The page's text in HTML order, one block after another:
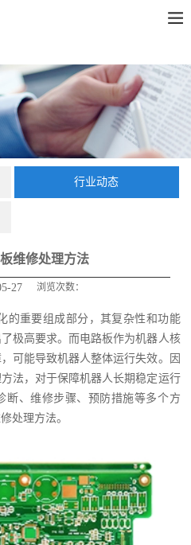
行业动态
维修处理方法
27 浏览次数：
的重要组成部分，其复杂性和功能
极高要求。而电路板作为机器人核
可能导致机器人整体运行失效。因
法，对于保障机器人长期稳定运行
断、维修步骤、预防措施等多个方
处理方法。